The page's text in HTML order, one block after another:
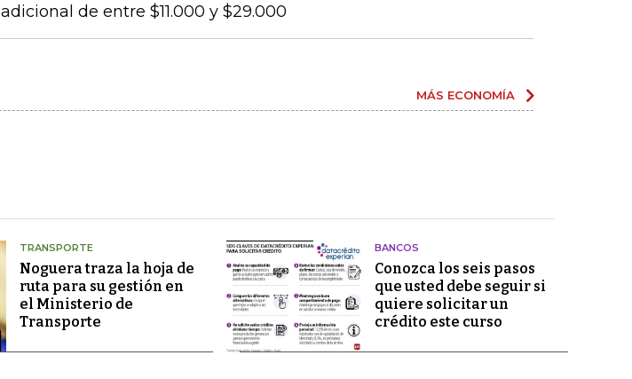
adicional de entre $11.000 y $29.000
MÁS ECONOMÍA
TRANSPORTE
Noguera traza la hoja de
ruta para su gestión en
el Ministerio de
Transporte
BANCOS
Conozca los seis pasos
que usted debe seguir si
quiere solicitar un
crédito este curso